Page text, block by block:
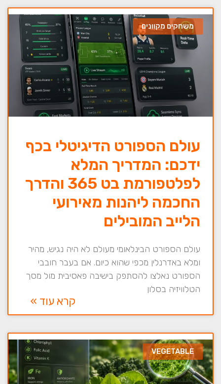
משחקים מקוונים
עולם הספורט הדיגיטלי בכף
ידכם: המדריך המלא
לפלטפורמת בט 365 והדרך
החכמה ליהנות מאירועי
הלייב המובילים
עולם הספורט הבינלאומי מעולם לא היה נגיש, מהיר
ומלא באדרנלין מכפי שהוא כיום. אם בעבר חובבי
הספורט נאלצו להסתפק בישיבה פאסיבית מול מסך
הטלוויזיה בסלון
קרא עוד »
VEGETABLE